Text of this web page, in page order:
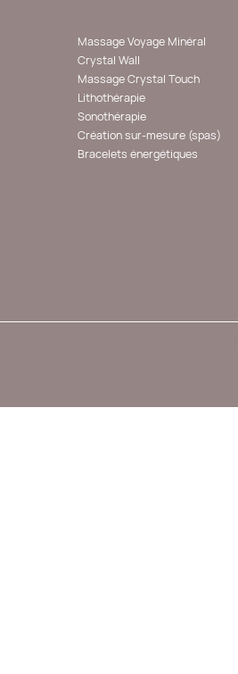
Massage Voyage Minéral
Crystal Wall
Massage Crystal Touch
Lithothérapie
Sonothérapie
Création sur-mesure (spas)
Bracelets énergétiques